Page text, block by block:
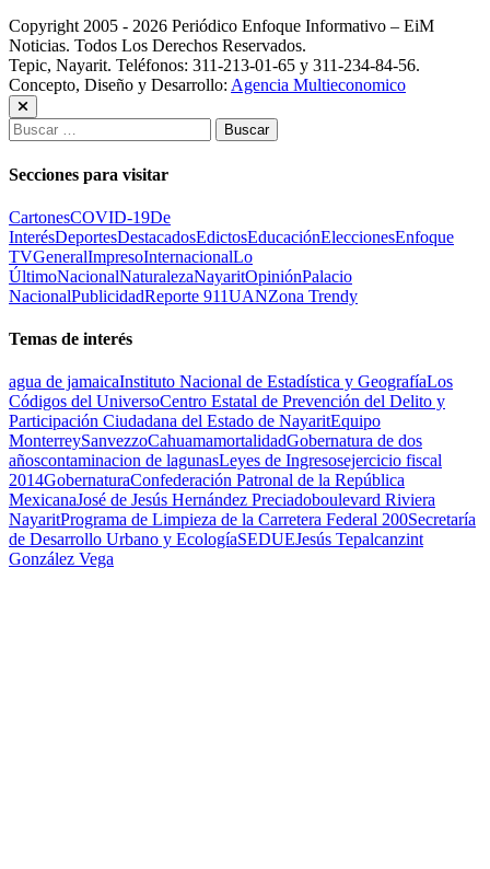
Copyright 2005 - 2026 Periódico Enfoque Informativo – EiM
Noticias. Todos Los Derechos Reservados.
Tepic, Nayarit. Teléfonos: 311-213-01-65 y 311-234-84-56.
Concepto, Diseño y Desarrollo: Agencia Multieconomico
Buscar:
Secciones para visitar
CartonesCOVID-19De
InterésDeportesDestacadosEdictosEducaciónEleccionesEnfoque
TVGeneralImpresoInternacionalLo
ÚltimoNacionalNaturalezaNayaritOpiniónPalacio
NacionalPublicidadReporte 911UANZona Trendy
Temas de interés
agua de jamaicaInstituto Nacional de Estadística y GeografíaLos
Códigos del UniversoCentro Estatal de Prevención del Delito y
Participación Ciudadana del Estado de NayaritEquipo
MonterreySanvezzoCahuamamortalidadGobernatura de dos
añoscontaminacion de lagunasLeyes de Ingresosejercicio fiscal
2014GobernaturaConfederación Patronal de la República
MexicanaJosé de Jesús Hernández Preciadoboulevard Riviera
NayaritPrograma de Limpieza de la Carretera Federal 200Secretaría
de Desarrollo Urbano y EcologíaSEDUEJesús Tepalcanzint
González Vega